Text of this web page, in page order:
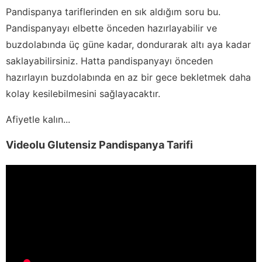
Pandispanya tariflerinden en sık aldığım soru bu.
Pandispanyayı elbette önceden hazırlayabilir ve
buzdolabında üç güne kadar, dondurarak altı aya kadar
saklayabilirsiniz. Hatta pandispanyayı önceden
hazırlayın buzdolabında en az bir gece bekletmek daha
kolay kesilebilmesini sağlayacaktır.
Afiyetle kalın...
Videolu Glutensiz Pandispanya Tarifi